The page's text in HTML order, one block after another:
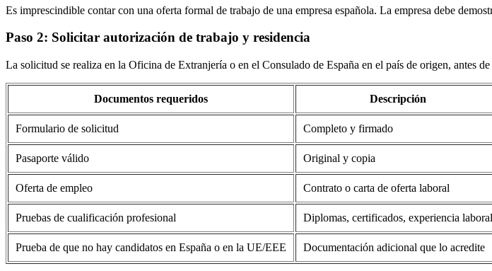
Es imprescindible contar con una oferta formal de trabajo de una empresa española. La empresa debe
Paso 2: Solicitar autorización de trabajo y residencia
La solicitud se realiza en la Oficina de Extranjería o en el Consulado de España en el país de origen, antes
Documentos requeridos Descripción
Formulario de solicitud Completo y firmado
Pasaporte válido Original y copia
Oferta de empleo Contrato o carta de oferta laboral
Pruebas de cualificación profesional Diplomas, certificados, experiencia laboral
Prueba de que no hay candidatos en España o en la UE/EEE Documentación adicional que lo acredite